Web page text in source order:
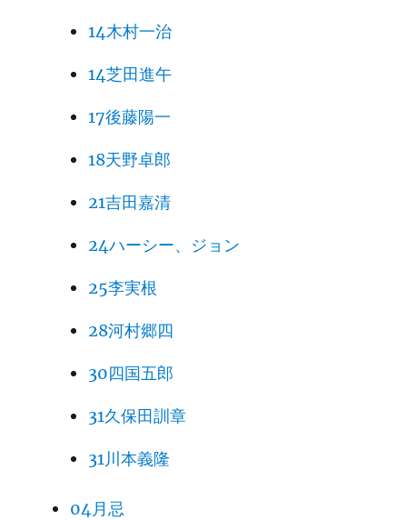
14木村一治
14芝田進午
17後藤陽一
18天野卓郎
21吉田嘉清
24ハーシー、ジョン
25李実根
28河村郷四
30四国五郎
31久保田訓章
31川本義隆
04月忌